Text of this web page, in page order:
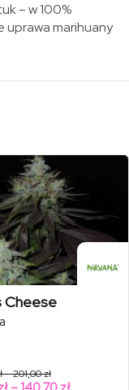
– w 100%
uprawa marihuany
Cheese
–201,00złZakres
cen: